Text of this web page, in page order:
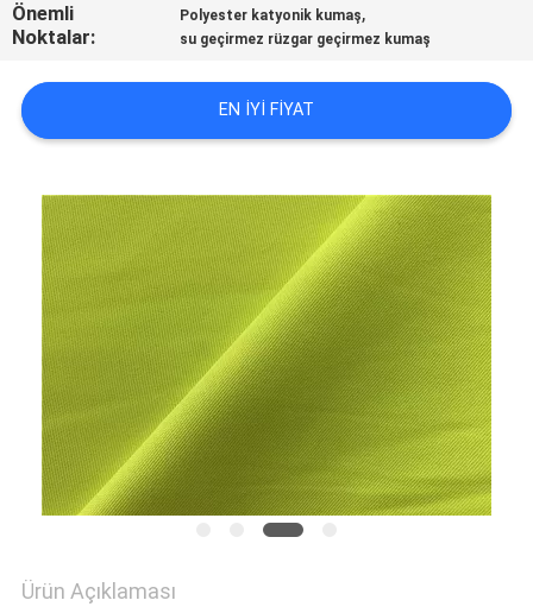
COMPANY
NEWS
HARITASI
PRIVACY
POLICY
Önemli
Noktalar:
Polyester katyonik kumaş,
su geçirmez rüzgar geçirmez kumaş
EN IYI FIYAT
Ürün Açıklaması